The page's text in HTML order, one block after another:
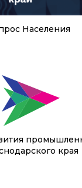
Населения
края